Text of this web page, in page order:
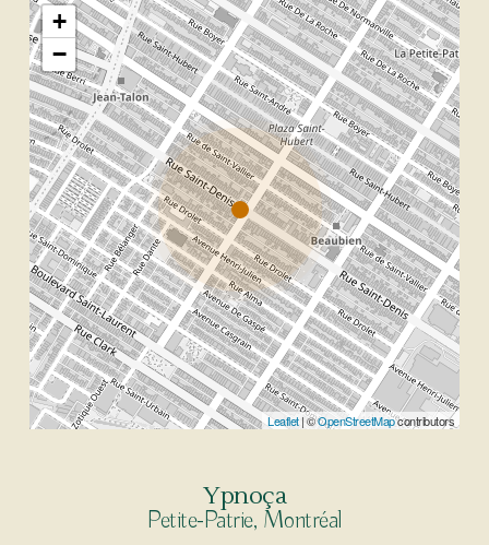
+
−
Leaflet| ©OpenStreetMapcontributors
Ypnoça
Petite-Patrie, Montréal